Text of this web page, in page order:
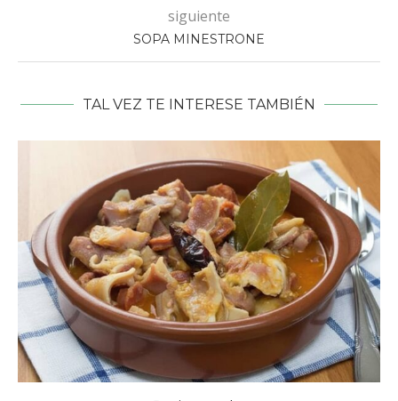
siguiente
SOPA MINESTRONE
TAL VEZ TE INTERESE TAMBIÉN